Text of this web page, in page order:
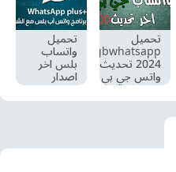
تحميل
gbwhatsapp
2024 تحديث
واتس جي بي
اخر اصدار
17.52
تحميل
واتساب
بلس اخر
اصدار
11.56 ضد
الحظر |
abu